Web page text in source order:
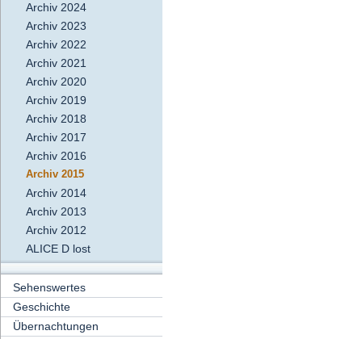
Archiv 2024
Archiv 2023
Archiv 2022
Archiv 2021
Archiv 2020
Archiv 2019
Archiv 2018
Archiv 2017
Archiv 2016
Archiv 2015
Archiv 2014
Archiv 2013
Archiv 2012
ALICE D lost
Sehenswertes
Geschichte
Übernachtungen